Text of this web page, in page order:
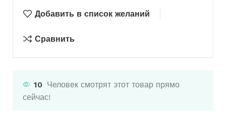
Добавить в список желаний
Сравнить
10 Человек смотрят этот товар прямо
сейчас!